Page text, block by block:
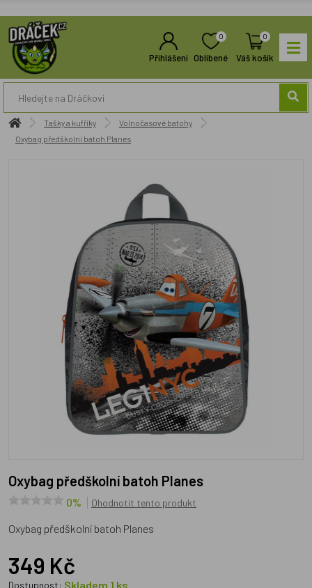
Přihlášení
0
Oblíbené
0
Váš košík
Tašky a kufříky
Volnočasové batohy
Oxybag předškolní batoh Planes
Oxybag předškolní batoh Planes
0% Ohodnotit tento produkt
Oxybag předškolní batoh Planes
349 Kč
Dostupnost: Skladem 1 ks